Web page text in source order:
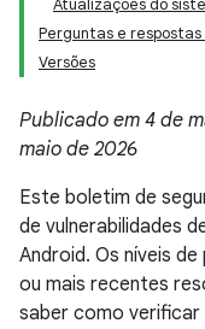
Atualizações do
Perguntas e respostas
Versões
Publicado em 4 de
maio de 2026
Este boletim de
de vulnerabilidades
Android. Os níveis
ou mais recentes
saber como verificar